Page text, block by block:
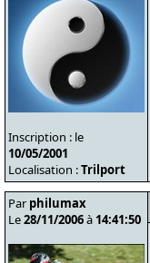
Inscription : le
10/05/2001
Localisation :Trilport
Par philumax
Le28/11/2006à 14:41:50